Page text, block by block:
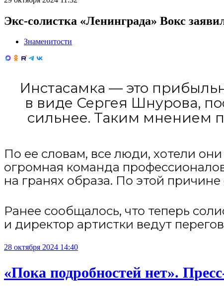
Экс-солистка «Ленинграда» Вокс
Знаменитости
Инстасамка — это
в виде Сергея Шнурова,
сильнее. Таким мнением
По ее словам, все люди, хотели
огромная команда
на гранях образа. По этой
Ранее сообщалось, что теперь
и директор артистки ведут
28 октября 2024 14:40
«Пока подробностей нет».